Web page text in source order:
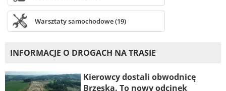
Warsztaty samochodowe (19)
INFORMACJE O DROGACH NA TRASIE
Kierowcy dostali obwodnicę
Brzeska. To nowy odcinek